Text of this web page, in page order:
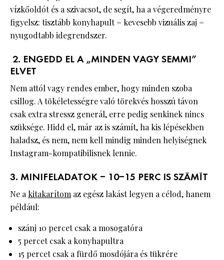
vízkőoldót és a szivacsot, de segít, ha a végeredményre
figyelsz: tisztább konyhapult = kevesebb vizuális zaj =
nyugodtabb idegrendszer.
2. ENGEDD EL A „MINDEN VAGY SEMMI”
ELVET
Nem attól vagy rendes ember, hogy minden szoba
csillog. A tökéletességre való törekvés hosszú távon
csak extra stressz generál, erre pedig senkinek nincs
szüksége. Hidd el, már az is számít, ha kis lépésekben
haladsz, és nem, nem kell mindig minden helyiségnek
Instagram-kompatibilisnek lennie.
3. MINIFELADATOK – 10–15 PERC IS SZÁMÍT
Ne akitakarítom az egész lakást legyen a célod, hanem
például:
szánj 10 percet csak a mosogatóra
5 percet csak a konyhapultra
15 percet csak a fürdő mosdójára és tükrére